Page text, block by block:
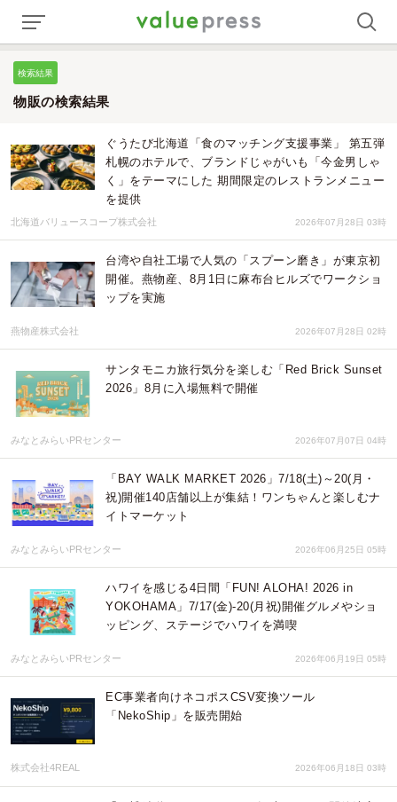
検索結果
物販の検索結果
ぐうたび北海道「食のマッチング支援事業」 第五弾
札幌のホテルで、ブランドじゃがいも「今金男しゃ
く」をテーマにした 期間限定のレストランメニュー
を提供
北海道バリュースコープ株式会社 2026年07月28日 03時
台湾や自社工場で人気の「スプーン磨き」が東京初
開催。燕物産、8月1日に麻布台ヒルズでワークショ
ップを実施
燕物産株式会社 2026年07月28日 02時
サンタモニカ旅行気分を楽しむ「Red Brick Sunset
2026」8月に入場無料で開催
みなとみらいPRセンター 2026年07月07日 04時
「BAY WALK MARKET 2026」7/18(土)～20(月・
祝)開催140店舗以上が集結！ワンちゃんと楽しむナ
イトマーケット
みなとみらいPRセンター 2026年06月25日 05時
ハワイを感じる4日間「FUN! ALOHA! 2026 in
YOKOHAMA」7/17(金)-20(月祝)開催グルメやショ
ッピング、ステージでハワイを満喫
みなとみらいPRセンター 2026年06月19日 05時
EC事業者向けネコポスCSV変換ツール
「NekoShip」を販売開始
株式会社4REAL 2026年06月18日 03時